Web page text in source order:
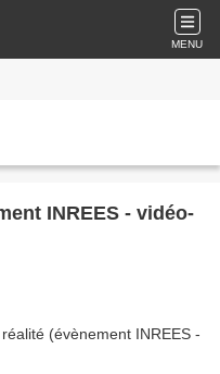
MENU
INREES - vidéo-